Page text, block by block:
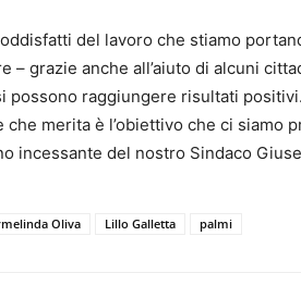
del lavoro che stiamo
– grazie anche all’aiuto di alcuni
possono raggiungere risultati
che merita è l’obiettivo che ci siamo
incessante del nostro Sindaco
Oliva Lillo Galletta palmi